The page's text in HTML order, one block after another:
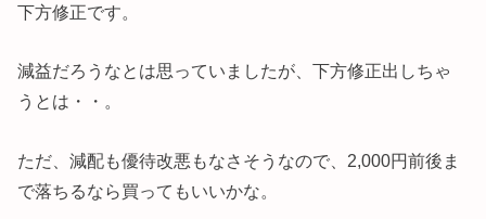
下方修正です。
減益だろうなとは思っていましたが、下方修正出しちゃ
うとは・・。
ただ、減配も優待改悪もなさそうなので、2,000円前後ま
で落ちるなら買ってもいいかな。